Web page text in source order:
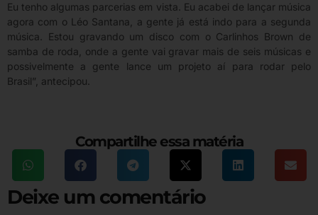
Eu tenho algumas parcerias em vista. Eu acabei de lançar música
agora com o Léo Santana, a gente já está indo para a segunda
música. Estou gravando um disco com o Carlinhos Brown de
samba de roda, onde a gente vai gravar mais de seis músicas e
possivelmente a gente lance um projeto aí para rodar pelo
Brasil”, antecipou.
Compartilhe essa matéria
Deixe um comentário